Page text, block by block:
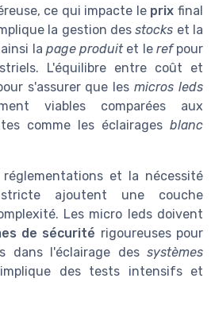
ce qui impacte le prix final
la gestion desstocks et la
la page produitet le refpour
L'équilibre entre coût et
s'assurer que lesmicros leds
viables comparées aux
comme les éclairages blanc
réglementations et la nécessité
ajoutent une couche
Les micro leds doivent
de sécurité rigoureuses pour
dans l'éclairage des systèmes
des tests intensifs et